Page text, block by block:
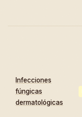
Infecciones
fúngicas
dermatológicas